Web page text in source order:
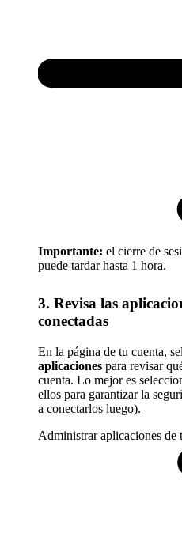
Importante: el cierre de
puede tardar hasta 1 hora.
3. Revisa las
conectadas
En la página de tu cuenta,
aplicaciones para revisar
cuenta. Lo mejor es
ellos para garantizar la
a conectarlos luego).
Administrar aplicaciones de